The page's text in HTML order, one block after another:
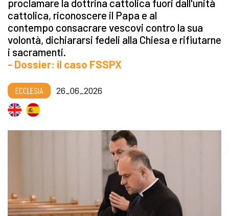
proclamare la dottrina cattolica fuori dall'unità
cattolica, riconoscere il Papa e al
contempo consacrare vescovi contro la sua
volontà, dichiararsi fedeli alla Chiesa e rifiutarne
i sacramenti.
- Dossier: il caso FSSPX
ECCLESIA 26_06_2026